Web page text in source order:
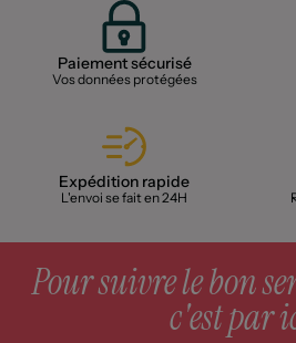
Paiement sécurisé
Vos données protégées
Expédition rapide
L'envoi se fait en 24H
Pour suivre le bon
c'est par